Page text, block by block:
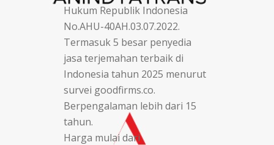
Hukum Republik Indonesia
No.AHU-40AH.03.07.2022.
Termasuk 5 besar penyedia
jasa terjemahan terbaik di
Indonesia tahun 2025 menurut
survei goodfirms.co.
Berpengalaman lebih dari 15
tahun.
Harga mulai dari